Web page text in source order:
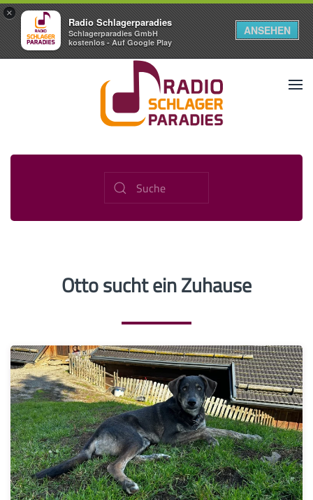
×
Radio Schlagerparadies
Schlagerparadies GmbH
kostenlos - Auf Google Play
ANSEHEN
Otto sucht ein Zuhause